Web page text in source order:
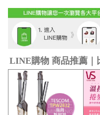
LINE購物 商品推薦｜